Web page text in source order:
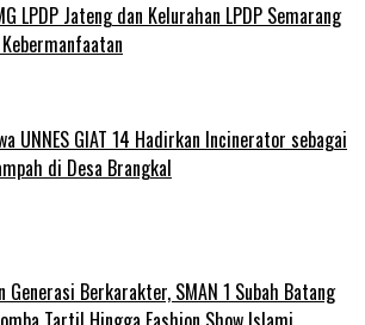
LPDP Jateng dan Kelurahan LPDP Semarang
UNNES GIAT 14 Hadirkan Incinerator sebagai
di Desa Brangkal
Generasi Berkarakter, SMAN 1 Subah Batang